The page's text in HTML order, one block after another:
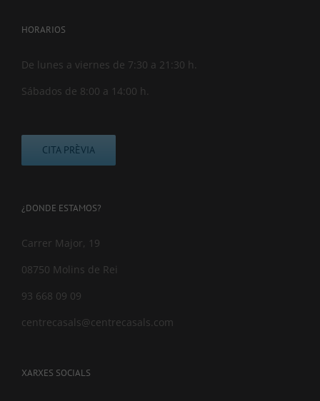
HORARIOS
De lunes a viernes de 7:30 a 21:30 h.
Sábados de 8:00 a 14:00 h.
CITA PRÈVIA
¿DONDE ESTAMOS?
Carrer Major, 19
08750 Molins de Rei
93 668 09 09
centrecasals@centrecasals.com
XARXES SOCIALS